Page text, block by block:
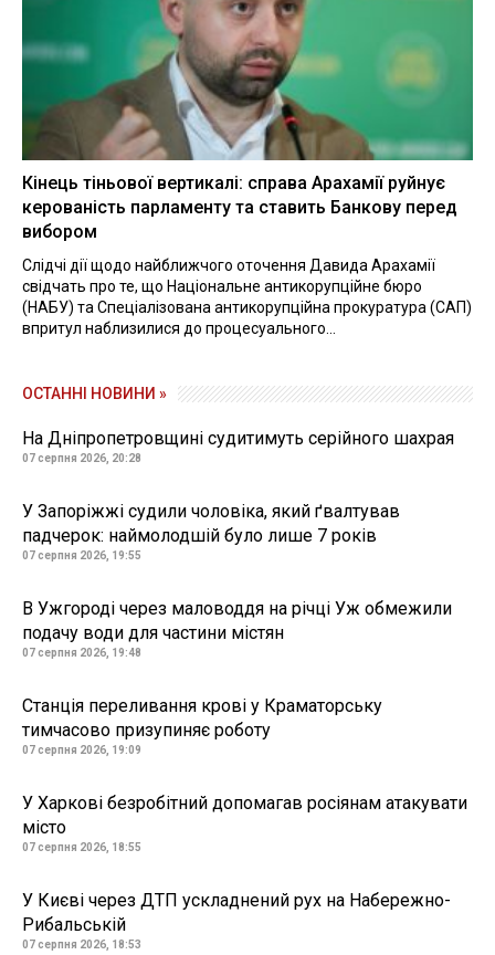
Кінець тіньової вертикалі: справа Арахамії руйнує
керованість парламенту та ставить Банкову перед
вибором
Слідчі дії щодо найближчого оточення Давида Арахамії
свідчать про те, що Національне антикорупційне бюро
(НАБУ) та Спеціалізована антикорупційна прокуратура (САП)
впритул наблизилися до процесуального...
ОСТАННІ НОВИНИ »
На Дніпропетровщині судитимуть серійного шахрая
07 серпня 2026, 20:28
У Запоріжжі судили чоловіка, який ґвалтував
падчерок: наймолодшій було лише 7 років
07 серпня 2026, 19:55
В Ужгороді через маловоддя на річці Уж обмежили
подачу води для частини містян
07 серпня 2026, 19:48
Станція переливання крові у Краматорську
тимчасово призупиняє роботу
07 серпня 2026, 19:09
У Харкові безробітний допомагав росіянам атакувати
місто
07 серпня 2026, 18:55
У Києві через ДТП ускладнений рух на Набережно-
Рибальській
07 серпня 2026, 18:53